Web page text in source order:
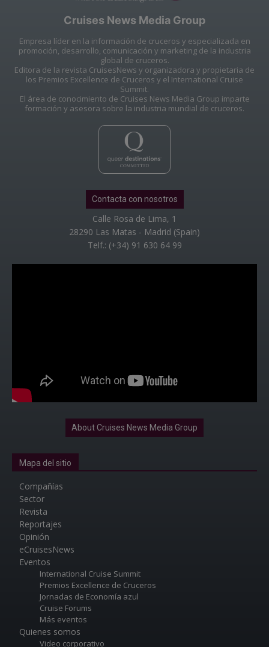
Cruises News Media Group
Empresa líder en la información de cruceros y especializada en
promoción, desarrollo, comunicación y marketing de la industria
global de cruceros.
Editora de la revista CruisesNews y organizadora y propietaria de
los Premios Excellence de Cruceros y el International Cruise
Summit.
El área de conocimiento de Cruises News Media Group imparte
formación y asesora sobre la industria mundial de cruceros.
Contacta con nosotros
Calle Rosa de Lima, 1
28290 Las Matas - Madrid (Spain)
Telf.: (+34) 91 630 64 99
About Cruises News Media Group
Mapa del sitio
Compañías
Sector
Revista
Reportajes
Opinión
eCruisesNews
Eventos
International Cruise Summit
Premios Excellence de Cruceros
Jornadas de Economía azul
Cruise Forums
Más eventos
Quienes somos
Video corporativo